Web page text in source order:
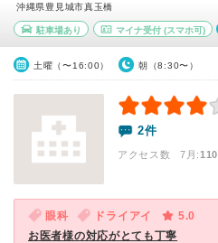
沖縄県豊見城市真玉橋
駐車場あり マイナ受付(スマホ可)
土曜（〜16:00） 朝（8:30〜）
2件
アクセス数 7月:110
眼科 ドライアイ
5.0
お医者様の対応がとても丁寧